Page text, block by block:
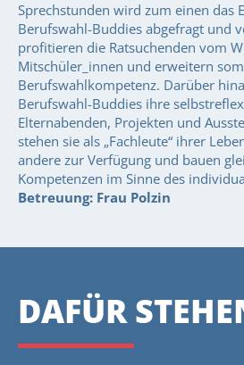
Sprechstunden wird zum einen das
Berufswahl-Buddies abgefragt und
profitieren die Ratsuchenden vom
Mitschüler_innen und erweitern
Berufswahlkompetenz. Darüber
Berufswahl-Buddies ihre
Elternabenden, Projekten und
stehen sie als „Fachleute“ ihrer
andere zur Verfügung und bauen
Kompetenzen im Sinne des
Betreuung: Frau Polzin
DAFÜR